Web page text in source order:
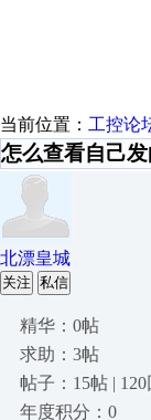
当前位置： 工控论
怎么查看自己
北漂皇城
关注 私信
精华：0帖
求助：3帖
帖子：15帖 | 120
年度积分：0